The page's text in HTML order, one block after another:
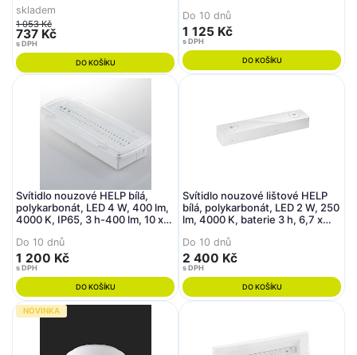
skladem
1 053 Kč
737 Kč
s DPH
DO KOŠÍKU
Do 10 dnů
1 125 Kč
s DPH
DO KOŠÍKU
Svítidlo nouzové HELP bílá,
polykarbonát, LED 4 W, 400 lm,
4000 K, IP65, 3 h-400 lm, 10 x
Do 10 dnů
1 200 Kč
s DPH
DO KOŠÍKU
Svítidlo nouzové lištové HELP
bílá, polykarbonát, LED 2 W, 250
lm, 4000 K, baterie 3 h, 6,7 x
Do 10 dnů
2 400 Kč
s DPH
DO KOŠÍKU
NOVINKA